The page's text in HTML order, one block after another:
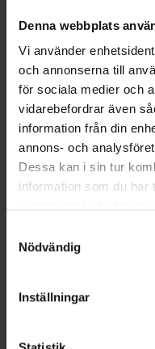
Denna webbplats
Vi använder
och annonserna till
för sociala medier och
vidarebefordrar även
information från din
annons- och
Dessa kan i sin tur
information som du har
återkalla ditt samtycke
cookieinställningar.
lagligheten av
Nödvändig
Inställningar
Beskrivning
Läs alltid
användning.
EAN: